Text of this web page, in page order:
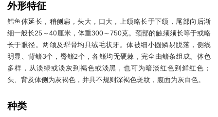
外形特征
鳕鱼体延长，稍侧扁，头大，口大，上颌略长于下颌，尾部向后渐
细一般长25～40厘米，体重300～750克。颈部的触须须长等于或略
长于眼径。两颌及犁骨均具绒毛状牙。体被细小圆鳞易脱落，侧线
明显、背鳍3个，臀鳍2个，各鳍均无硬棘，完全由鳍条组成。体色
多样，从淡绿或淡灰到褐色或淡黑，也可为暗淡红色到鲜红色；
头、背及体侧为灰褐色，并具不规则深褐色斑纹，腹面为灰白色。
种类